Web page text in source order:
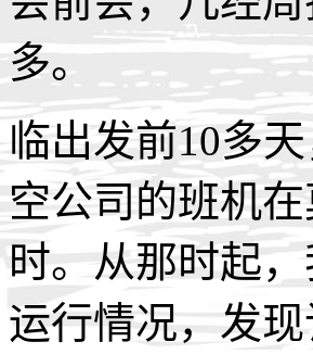
多。
临出发前10多
空公司的班机
时。从那时起
运行情况，发